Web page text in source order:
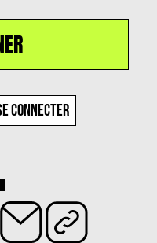
CONNECTER
9 février 2024